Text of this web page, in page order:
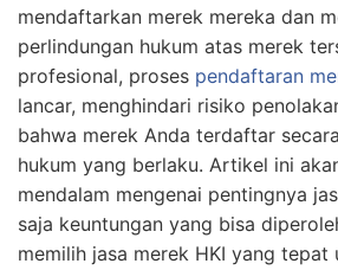
mendaftarkan merek mereka dan
perlindungan hukum atas merek
profesional, proses pendaftaran
lancar, menghindari risiko
bahwa merek Anda terdaftar
hukum yang berlaku. Artikel ini
mendalam mengenai pentingnya
saja keuntungan yang bisa
memilih jasa merek HKI yang tepat